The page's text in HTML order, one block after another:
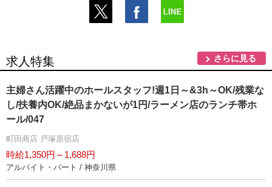
求人特集 さらに見る
主婦さん活躍中のホールスタッフ!週1日～&3h～OK/残業な
し/扶養内OK/絶品まかないが1円/ラーメン店のランチ帯ホ
ール/047
町田商店 戸塚原宿店
時給1,350円～1,688円
アルバイト・パート / 神奈川県